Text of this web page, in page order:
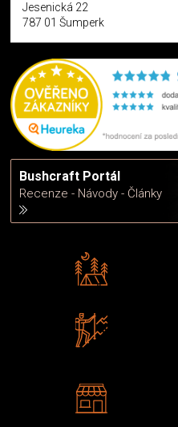
Jesenická 22
787 01 Šumperk
Bushcraft Portál
Recenze - Návody - Články